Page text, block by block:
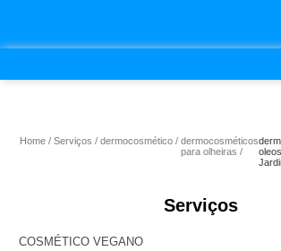
Home Serviços dermocosmético
dermocosméticos
para olheiras
Serviços
COSMÉTICO VEGANO